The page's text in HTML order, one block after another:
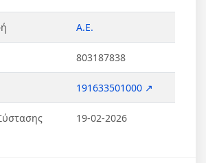
Α.Ε.
803187838
191633501000 ↗
19-02-2026